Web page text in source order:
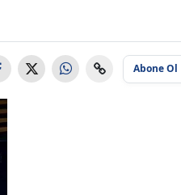
Abone Ol